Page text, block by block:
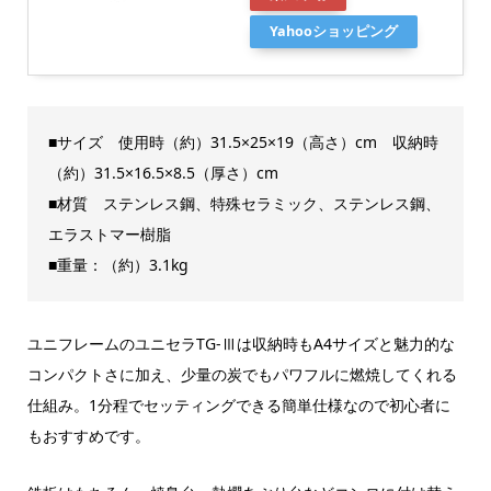
Yahooショッピング
■サイズ 使用時（約）31.5×25×19（高さ）cm 収納時
（約）31.5×16.5×8.5（厚さ）cm
■材質 ステンレス鋼、特殊セラミック、ステンレス鋼、
エラストマー樹脂
■重量：（約）3.1kg
ユニフレームのユニセラTG-Ⅲは収納時もA4サイズと魅力的な
コンパクトさに加え、少量の炭でもパワフルに燃焼してくれる
仕組み。1分程でセッティングできる簡単仕様なので初心者に
もおすすめです。